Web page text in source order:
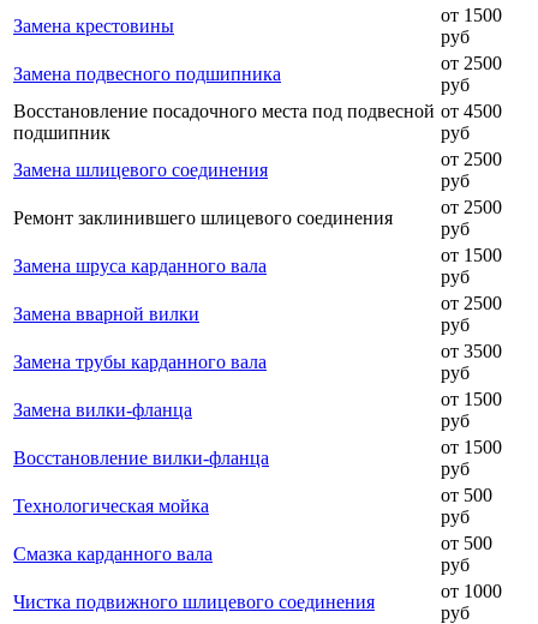
Замена крестовины
от 1500
руб
Замена подвесного подшипника
от 2500
руб
Восстановление посадочного места под подвесной
подшипник
от 4500
руб
Замена шлицевого соединения
от 2500
руб
Ремонт заклинившего шлицевого соединения
от 2500
руб
Замена шруса карданного вала
от 1500
руб
Замена вварной вилки
от 2500
руб
Замена трубы карданного вала
от 3500
руб
Замена вилки-фланца
от 1500
руб
Восстановление вилки-фланца
от 1500
руб
Технологическая мойка
от 500
руб
Смазка карданного вала
от 500
руб
Чистка подвижного шлицевого соединения
от 1000
руб